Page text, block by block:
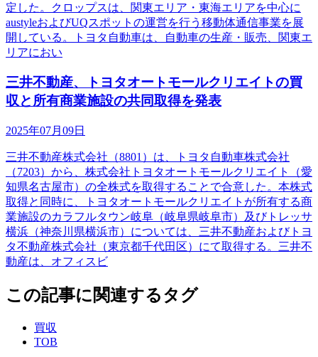
定した。クロップスは、関東エリア・東海エリアを中心に
austyleおよびUQスポットの運営を行う移動体通信事業を展
開している。トヨタ自動車は、自動車の生産・販売、関東エ
リアにおい
三井不動産、トヨタオートモールクリエイトの買
収と所有商業施設の共同取得を発表
2025年07月09日
三井不動産株式会社（8801）は、トヨタ自動車株式会社
（7203）から、株式会社トヨタオートモールクリエイト（愛
知県名古屋市）の全株式を取得することで合意した。本株式
取得と同時に、トヨタオートモールクリエイトが所有する商
業施設のカラフルタウン岐阜（岐阜県岐阜市）及びトレッサ
横浜（神奈川県横浜市）については、三井不動産およびトヨ
タ不動産株式会社（東京都千代田区）にて取得する。三井不
動産は、オフィスビ
この記事に関連するタグ
買収
TOB